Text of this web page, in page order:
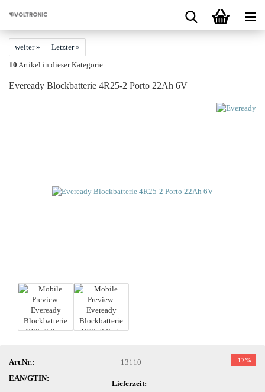
weiter »
Letzter »
10 Artikel in dieser Kategorie
Everea­dy Block­bat­te­rie 4R25-​2 Porto 22Ah 6V
-17%
Art.Nr.:
13110
EAN/GTIN:
Lieferzeit: